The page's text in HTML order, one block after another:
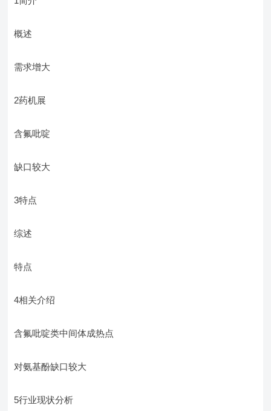
概述
需求增大
2药机展
含氟吡啶
缺口较大
3特点
综述
特点
4相关介绍
含氟吡啶类中间体成热点
对氨基酚缺口较大
5行业现状分析